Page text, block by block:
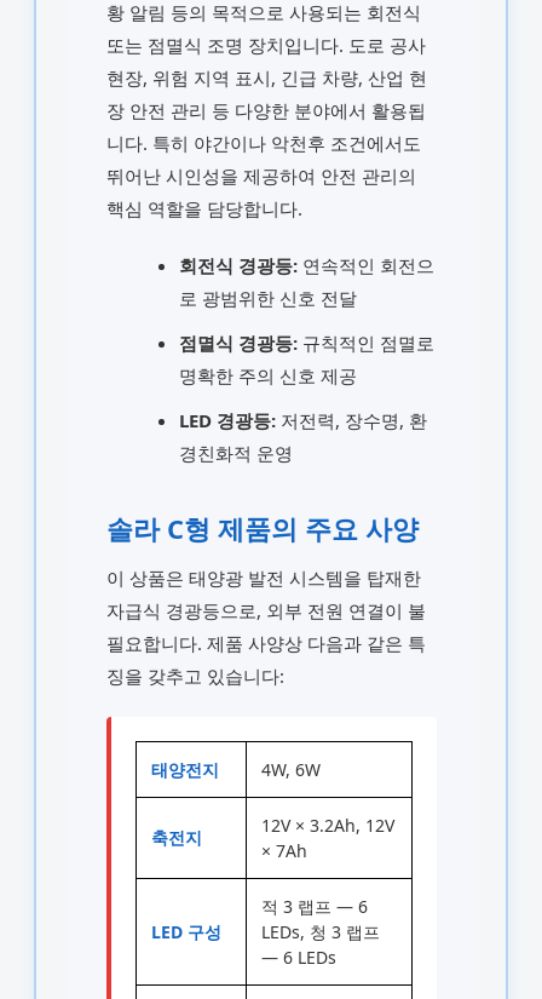
황 알림 등의 목적으로 사용되는 회전식
또는 점멸식 조명 장치입니다. 도로 공사
현장, 위험 지역 표시, 긴급 차량, 산업 현
장 안전 관리 등 다양한 분야에서 활용됩
니다. 특히 야간이나 악천후 조건에서도
뛰어난 시인성을 제공하여 안전 관리의
핵심 역할을 담당합니다.
회전식 경광등:연속적인 회전으
로 광범위한 신호 전달
점멸식 경광등:규칙적인 점멸로
명확한 주의 신호 제공
LED 경광등:저전력, 장수명, 환
경친화적 운영
솔라 C형 제품의 주요 사양
이 상품은 태양광 발전 시스템을 탑재한
자급식 경광등으로, 외부 전원 연결이 불
필요합니다. 제품 사양상 다음과 같은 특
징을 갖추고 있습니다:
태양전지 4W, 6W
축전지
12V × 3.2Ah, 12V
× 7Ah
LED 구성
적 3 랩프 — 6
LEDs, 청 3 랩프
— 6 LEDs